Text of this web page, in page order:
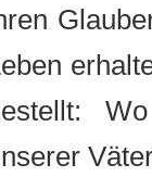
ihren
Leben
gestellt:
unserer